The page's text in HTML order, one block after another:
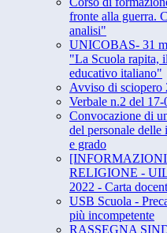
fronte alla guerra.
analisi"
UNICOBAS- 31
"La Scuola rapita,
educativo italiano"
Avviso di sciopero
Verbale n.2 del
Convocazione di
del personale
e grado
RELIGIONE -
2022 - Carta
USB Scuola -
più incompetente
RASSEGNA